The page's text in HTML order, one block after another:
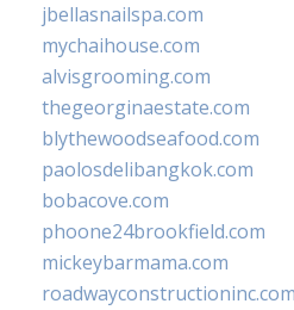
jbellasnailspa.com
mychaihouse.com
alvisgrooming.com
thegeorginaestate.com
blythewoodseafood.com
paolosdelibangkok.com
bobacove.com
phoone24brookfield.com
mickeybarmama.com
roadwayconstructioninc.com